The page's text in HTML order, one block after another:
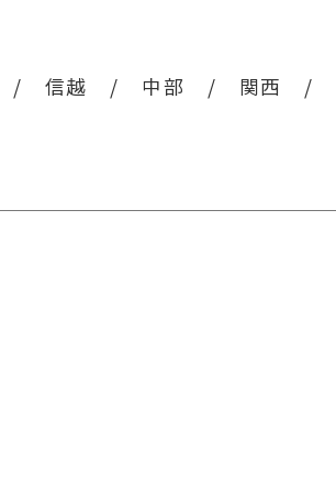
/ 信越 / 中部 / 関西 /